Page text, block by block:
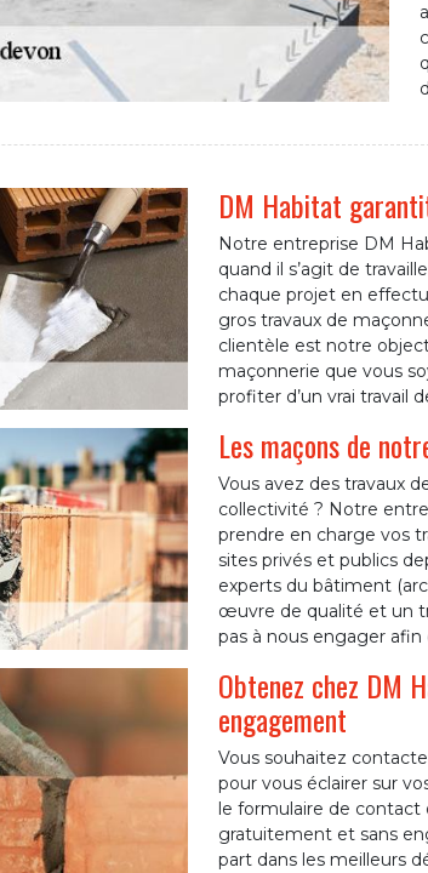
DM Habitat
Notre entreprise DM
quand il s’agit de
chaque projet en
gros travaux de
clientèle est notre
maçonnerie que vous
profiter d’un vrai travail
Les maçons de
Vous avez des travaux
collectivité ? Notre
prendre en charge vos
sites privés et publics
experts du bâtiment
œuvre de qualité et un
pas à nous engager
Obtenez chez DM
engagement
Vous souhaitez
pour vous éclairer sur
le formulaire de contact
gratuitement et sans
part dans les meilleurs